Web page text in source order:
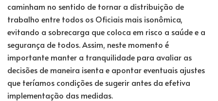
caminham no sentido de tornar a distribuição de
trabalho entre todos os Oficiais mais isonômica,
evitando a sobrecarga que coloca em risco a saúde e a
segurança de todos. Assim, neste momento é
importante manter a tranquilidade para avaliar as
decisões de maneira isenta e apontar eventuais ajustes
que teríamos condições de sugerir antes da efetiva
implementação das medidas.